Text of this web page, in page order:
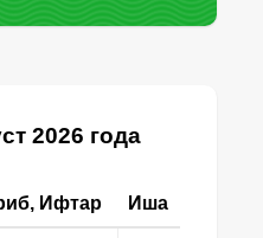
2026 года
Ифтар Иша